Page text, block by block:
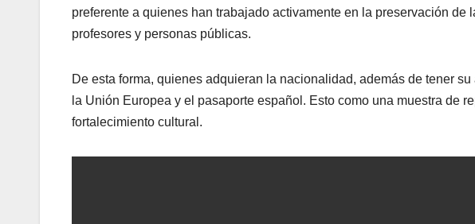
preferente a quienes han trabajado activamente en la preservación de
profesores y personas públicas.
De esta forma, quienes adquieran la nacionalidad, además de tener
la Unión Europea y el pasaporte español. Esto como una muestra de
fortalecimiento cultural.